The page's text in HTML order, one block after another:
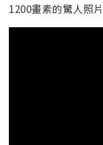
1200畫素的驚人照片